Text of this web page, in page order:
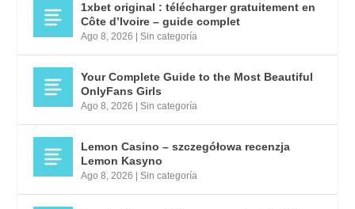
1xbet original : télécharger gratuitement en
Côte d’Ivoire – guide complet
Ago 8, 2026 |Sin categoría
Your Complete Guide to the Most Beautiful
OnlyFans Girls
Ago 8, 2026 |Sin categoría
Lemon Casino – szczegółowa recenzja
Lemon Kasyno
Ago 8, 2026 |Sin categoría